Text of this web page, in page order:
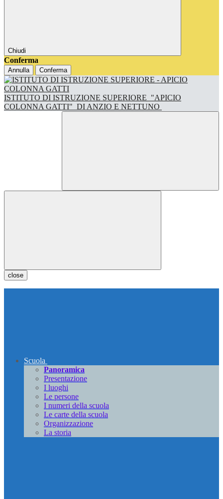
Chiudi
Conferma
Annulla Conferma
ISTITUTO DI ISTRUZIONE SUPERIORE "APICIO
COLONNA GATTI" DI ANZIO E NETTUNO
close
Scuola
Panoramica
Presentazione
I luoghi
Le persone
I numeri della scuola
Le carte della scuola
Organizzazione
La storia